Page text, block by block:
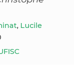
, Lucile